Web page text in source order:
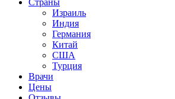
Страны
Израиль
Индия
Германия
Китай
США
Турция
Врачи
Цены